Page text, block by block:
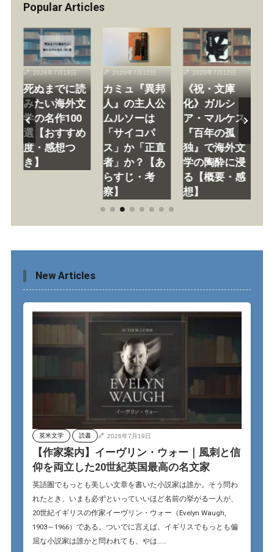
Popular Articles
2026年7月18日
死ぬまでに読
みたい海外文
学の名作100
選【おすすめ
度・感想つ
き】
2026年7月12日
カミュ『異邦
人』の主人公
ムルソーは
「サイコパ
ス」か「正直
者」か？【あ
らすじ・考
察】
2026年7月12日
《祝・文庫
化》ガルシ
ア・マルケス
『百年の孤
独』で海外文
学の陶酔に浸
る【概要・感
想】
New Articles
英米文学 読書 2026年7月19日
【作家案内】イーヴリン・ウォー｜風刺と信
仰を両立した20世紀英国最高の名文家
英語圏でもっとも美しい文章を書いた小説家は誰か。そう問わ
れたとき、いまも必ずといっていいほど名前の挙がる一人が、
20世紀イギリスの作家イーヴリン・ウォー（Evelyn Waugh,
1903～1966）である。ついでに言えば、イギリスでもっとも偏
屈な小説家は誰かと問われても、やは……